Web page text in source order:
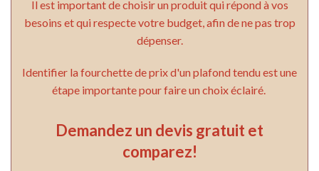
Il est important de choisir un produit qui répond à vos
besoins et qui respecte votre budget, afin de ne pas trop
dépenser.
Identifier la fourchette de prix d'un plafond tendu est une
étape importante pour faire un choix éclairé.
Demandez un devis gratuit et
comparez!